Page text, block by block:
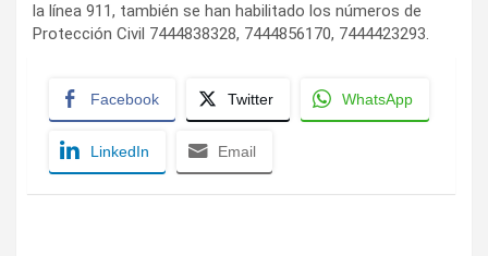
la línea 911, también se han habilitado los números de
Protección Civil 7444838328, 7444856170, 7444423293.
Facebook Twitter WhatsApp
LinkedIn Email